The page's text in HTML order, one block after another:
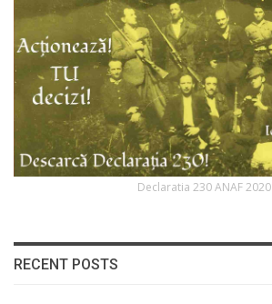
Declaratia 230 ANAF 2020
RECENT POSTS